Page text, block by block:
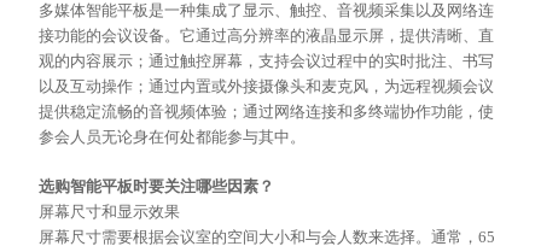
多媒体智能平板是一种集成了显示、触控、音视频采集以及网络连
接功能的会议设备。它通过高分辨率的液晶显示屏，提供清晰、直
观的内容展示；通过触控屏幕，支持会议过程中的实时批注、书写
以及互动操作；通过内置或外接摄像头和麦克风，为远程视频会议
提供稳定流畅的音视频体验；通过网络连接和多终端协作功能，使
参会人员无论身在何处都能参与其中。
选购智能平板时要关注哪些因素？
屏幕尺寸和显示效果
屏幕尺寸需要根据会议室的空间大小和与会人数来选择。通常，65